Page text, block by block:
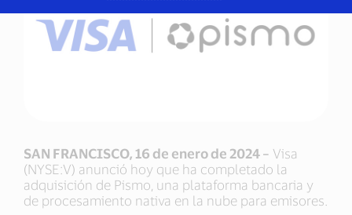
SAN FRANCISCO, 16 de enero de 2024 – Visa
(NYSE:V) anunció hoy que ha completado la
adquisición de Pismo, una plataforma bancaria y
de procesamiento nativa en la nube para emisores.